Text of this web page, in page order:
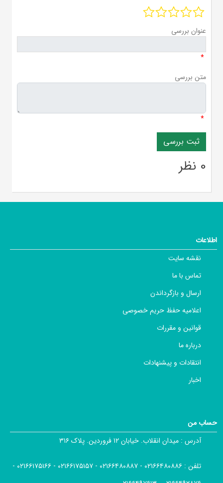
عنوان بررسی
*
متن بررسی
*
0 نظر
اطلاعات
نقشه سایت
تماس با ما
ارسال و بازگرداندن
اعلامیه حفظ حریم خصوصی
قوانین و مقررات
درباره ما
انتقادات و پیشنهادات
اخبار
حساب من
آدرس : میدان انقلاب. خیابان ۱۲ فروردین. پلاک ۳۱۶
تلفن :
۰۲۱۶۶۴۸۰۸۸۶ - ۰۲۱۶۶۴۸۰۸۸۷ - ۰۲۱۶۶۱۷۵۱۵۷ - ۰۲۱۶۶۱۷۵۱۶۶ -